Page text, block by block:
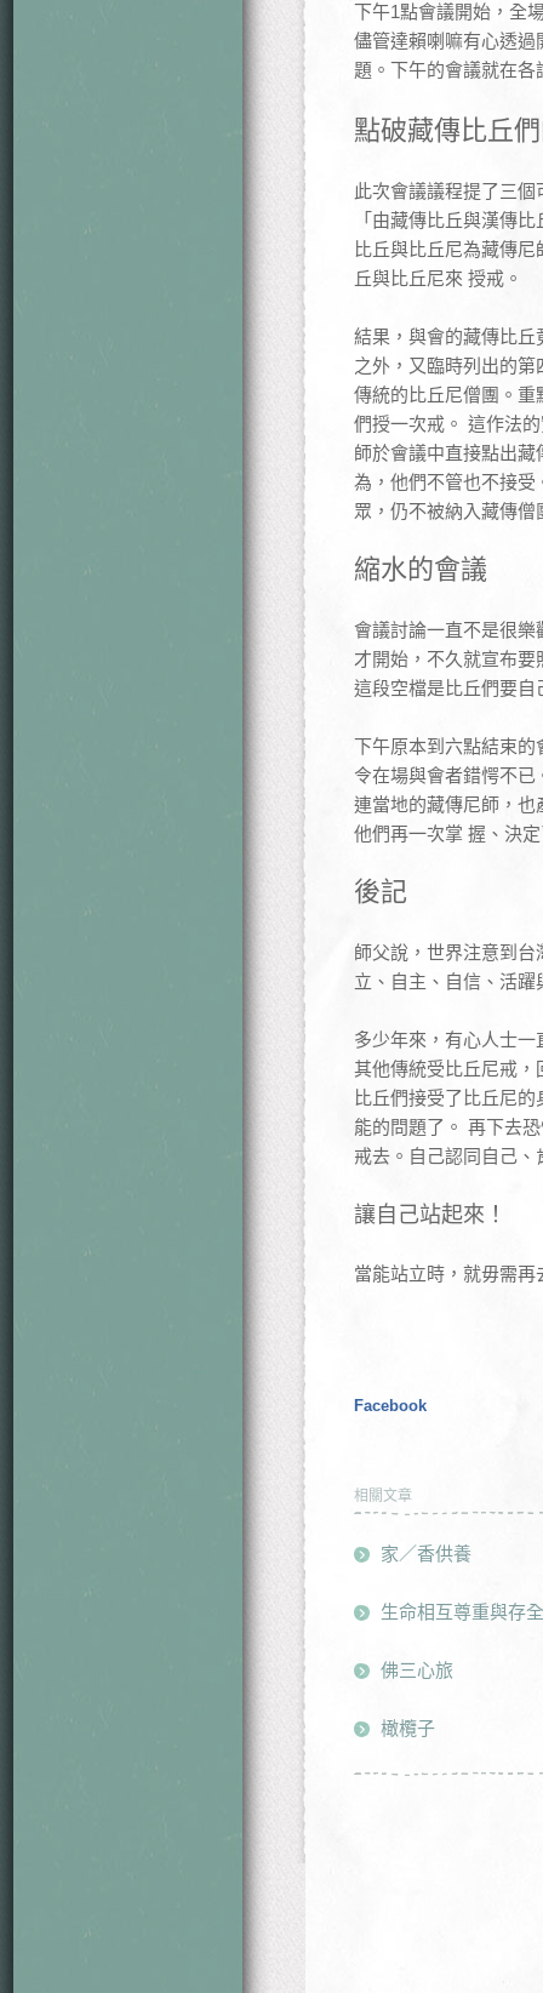
下午1點會議開始，全
儘管達賴喇嘛有心透
題。下午的會議就在各
點破藏傳比丘
此次會議議程提了三
「由藏傳比丘與漢傳
比丘與比丘尼為藏傳
丘與比丘尼來 授戒。
結果，與會的藏傳比
之外，又臨時列出的
傳統的比丘尼僧團。
們授一次戒。 這作法
師於會議中直接點出
為，他們不管也不接
眾，仍不被納入藏傳僧
縮水的會議
會議討論一直不是很
才開始，不久就宣布
這段空檔是比丘們要自
下午原本到六點結束
令在場與會者錯愕不
連當地的藏傳尼師，
他們再一次掌 握、決
後記
師父說，世界注意到
立、自主、自信、活
多少年來，有心人士
其他傳統受比丘尼戒
比丘們接受了比丘尼
能的問題了。 再下去
戒去。自己認同自己
讓自己站起來！
當能站立時，就毋需
Facebook
相關文章
家／香供養
生命相互尊重與存
佛三心旅
橄欖子